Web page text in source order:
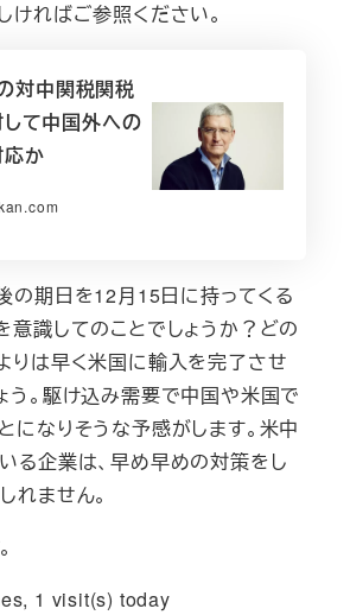
ければご参照ください。
対中関税関税
て中国外への
か
の期日を12月15日に持ってくる
意識してのことでしょうか？どの
りは早く米国に輸入を完了させ
う。駆け込み需要で中国や米国で
になりそうな予感がします。米中
る企業は、早め早めの対策をし
れません。
1 visit(s) today